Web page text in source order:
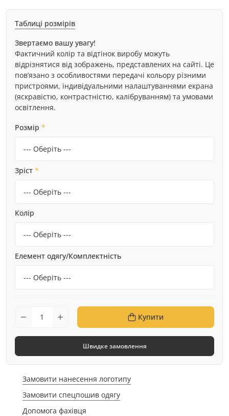
Таблиці розмірів
Звертаємо вашу увагу!
Фактичний колір та відтінок виробу можуть
відрізнятися від зображень, представлених на сайті. Це
пов’язано з особливостями передачі кольору різними
пристроями, індивідуальними налаштуваннями екрана
(яскравістю, контрастністю, калібруванням) та умовами
освітлення.
Розмір *
Зріст *
Колір
Елемент одягу/Комплектність
Купити
Швидке замовлення
Замовити нанесення логотипу
Замовити спецпошив одягу
Допомога фахівця